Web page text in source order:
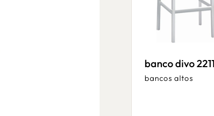
banco divo
bancos altos